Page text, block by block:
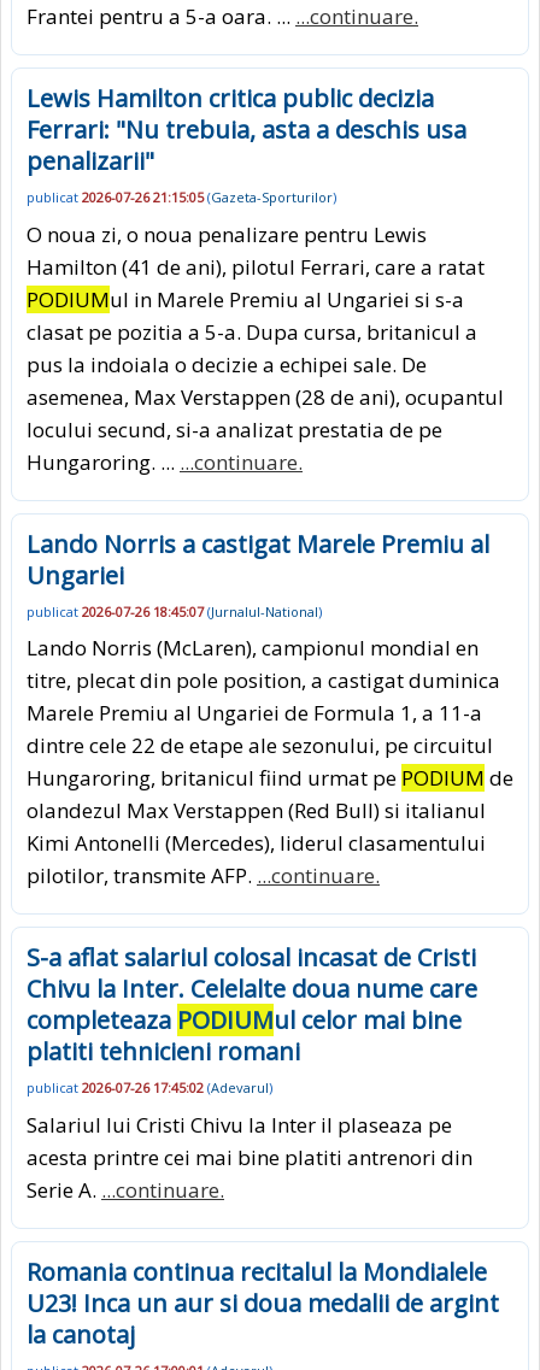
Frantei pentru a 5-a oara. ... ...continuare.
Lewis Hamilton critica public decizia
Ferrari: "Nu trebuia, asta a deschis usa
penalizarii"
publicat 2026-07-26 21:15:05(Gazeta-Sporturilor)
O noua zi, o noua penalizare pentru Lewis
Hamilton (41 de ani), pilotul Ferrari, care a ratat
PODIUMul in Marele Premiu al Ungariei si s-a
clasat pe pozitia a 5-a. Dupa cursa, britanicul a
pus la indoiala o decizie a echipei sale. De
asemenea, Max Verstappen (28 de ani), ocupantul
locului secund, si-a analizat prestatia de pe
Hungaroring. ... ...continuare.
Lando Norris a castigat Marele Premiu al
Ungariei
publicat 2026-07-26 18:45:07(Jurnalul-National)
Lando Norris (McLaren), campionul mondial en
titre, plecat din pole position, a castigat duminica
Marele Premiu al Ungariei de Formula 1, a 11-a
dintre cele 22 de etape ale sezonului, pe circuitul
Hungaroring, britanicul fiind urmat pe PODIUM de
olandezul Max Verstappen (Red Bull) si italianul
Kimi Antonelli (Mercedes), liderul clasamentului
pilotilor, transmite AFP. ...continuare.
S-a aflat salariul colosal incasat de Cristi
Chivu la Inter. Celelalte doua nume care
completeaza PODIUMul celor mai bine
platiti tehnicieni romani
publicat 2026-07-26 17:45:02 (Adevarul)
Salariul lui Cristi Chivu la Inter il plaseaza pe
acesta printre cei mai bine platiti antrenori din
Serie A. ...continuare.
Romania continua recitalul la Mondialele
U23! Inca un aur si doua medalii de argint
la canotaj